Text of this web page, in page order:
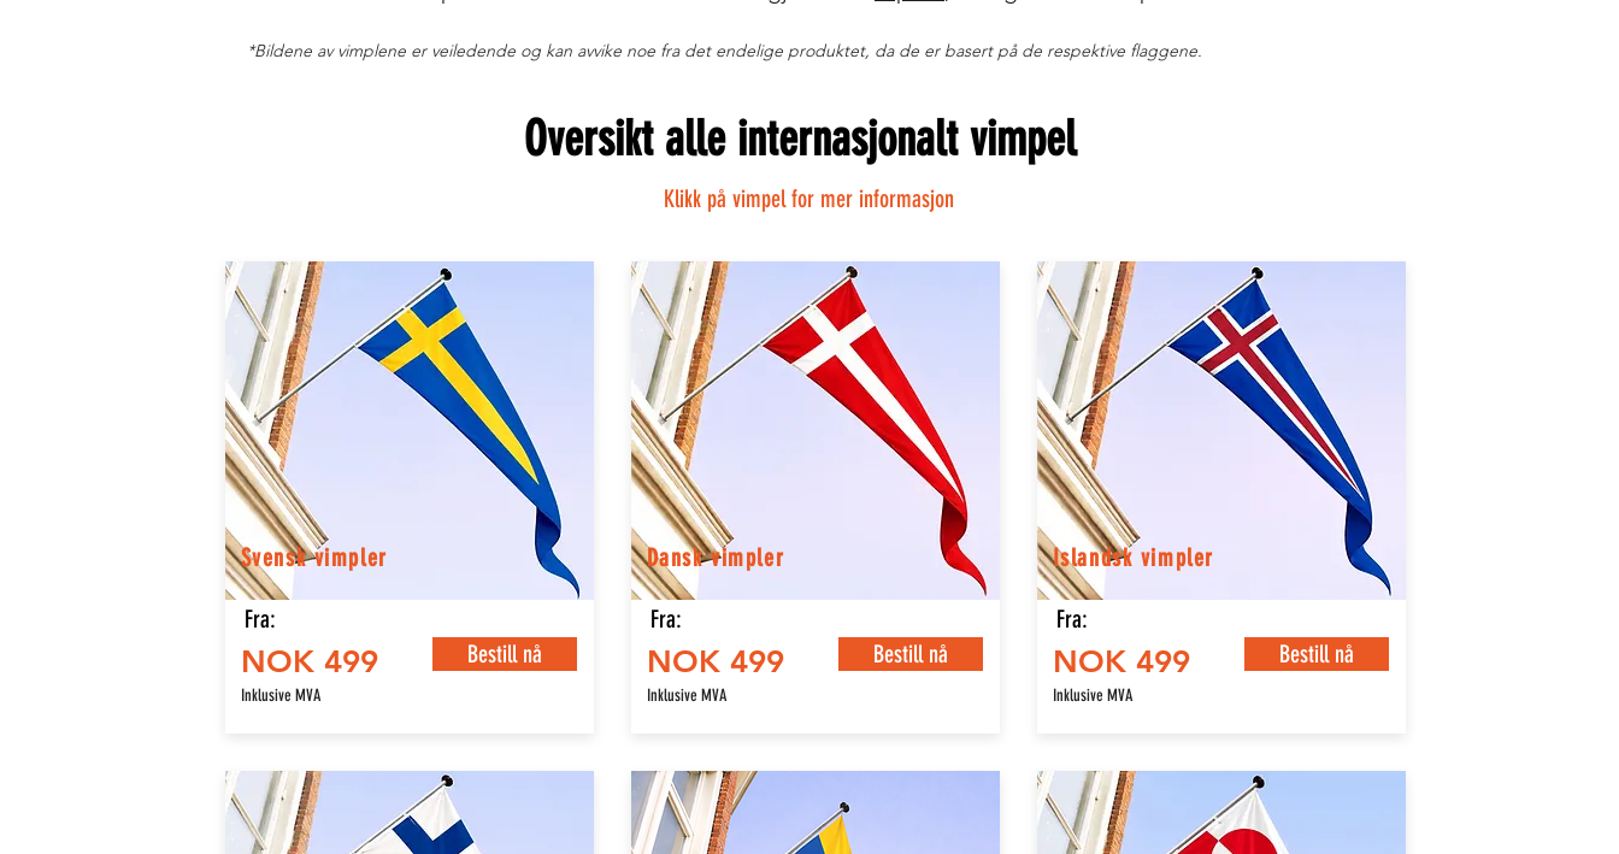
*Bildene av vimplene er veiledende og kan avvike noe fra det endelige produktet, da de er basert på de respektive flaggene.
Oversikt alle internasjonalt vimpel
Klikk på vimpel for mer informasjon
Svensk vimpler
Fra:
NOK 499 Bestill nå
Inklusive MVA
Dansk vimpler
Fra:
NOK 499 Bestill nå
Inklusive MVA
Islandsk vimpler
Fra:
NOK 499 Bestill nå
Inklusive MVA